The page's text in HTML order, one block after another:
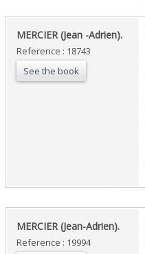
‎MERCIER (Jean -Adrien). ‎
Reference : 18743
See the book
‎MERCIER (Jean-Adrien). ‎
Reference : 19994